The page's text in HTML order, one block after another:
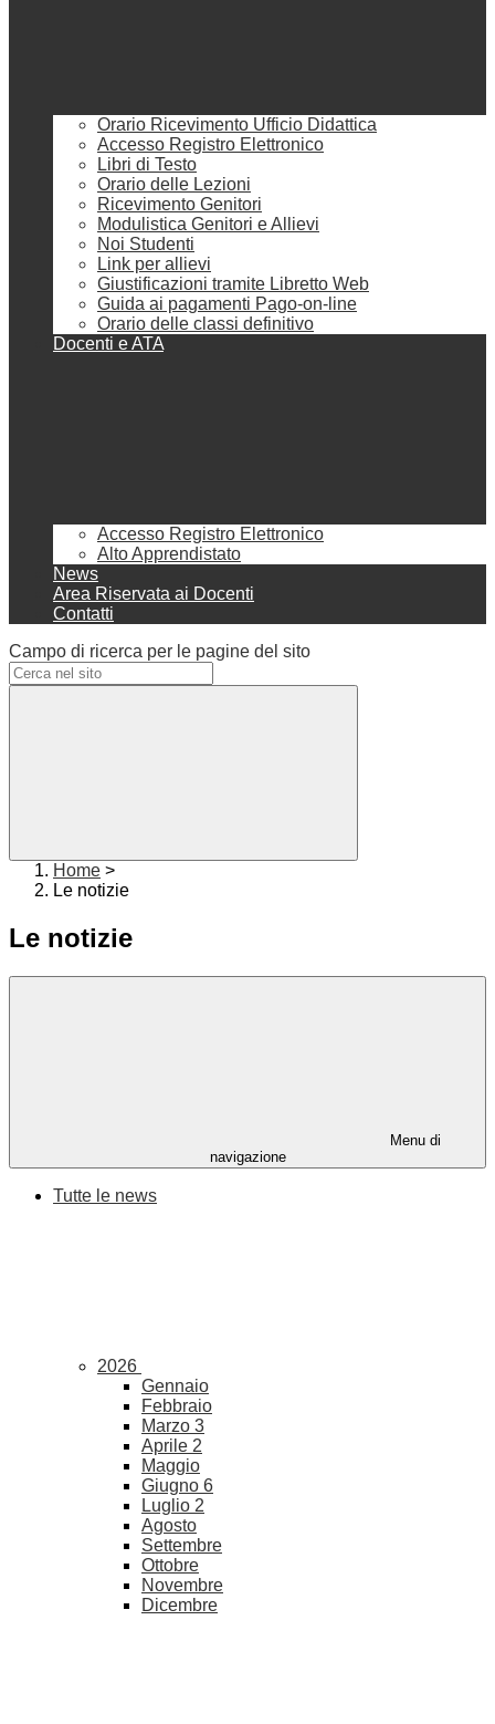
Orario Ricevimento Ufficio Didattica
Accesso Registro Elettronico
Libri di Testo
Orario delle Lezioni
Ricevimento Genitori
Modulistica Genitori e Allievi
Noi Studenti
Link per allievi
Giustificazioni tramite Libretto Web
Guida ai pagamenti Pago-on-line
Orario delle classi definitivo
Docenti e ATA
Accesso Registro Elettronico
Alto Apprendistato
News
Area Riservata ai Docenti
Contatti
Campo di ricerca per le pagine del sito
Home >
Le notizie
Le notizie
Menu di
navigazione
Tutte le news
2026
Gennaio
Febbraio
Marzo 3
Aprile 2
Maggio
Giugno 6
Luglio 2
Agosto
Settembre
Ottobre
Novembre
Dicembre